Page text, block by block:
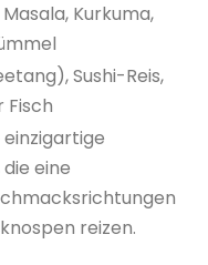
Kurkuma,
Sushi-Reis,
Fisch
eine
reizen.